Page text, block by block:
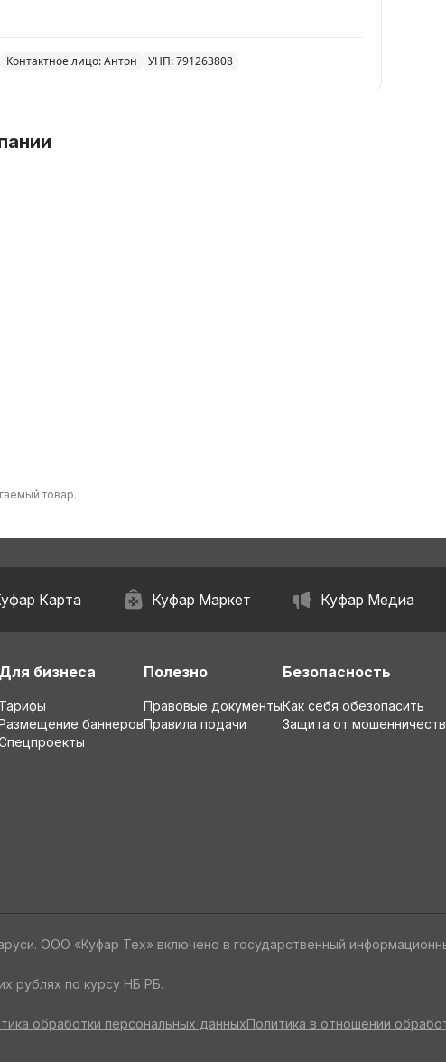
Контактное лицо: Антон УНП: 791263808
товар.
Карта Куфар Маркет Куфар Медиа
Для бизнеса
Тарифы
баннеров
Полезно
Правовые документы
Правила подачи
Безопасность
Как себя обезопасить
Защита от
ООО «Куфар Тех» включено в государственный
рублях по курсу НБ РБ.
обработки персональных данныхПолитика в отношении